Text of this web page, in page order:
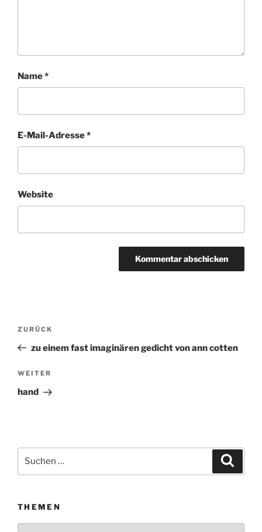
Name*
E-Mail-Adresse*
Website
Beitragsnavigation
Vorheriger
Beitrag
ZURÜCK
zu einem fast imaginären gedicht von ann cotten
Nächster
Beitrag
WEITER
hand
Suchen
THEMEN